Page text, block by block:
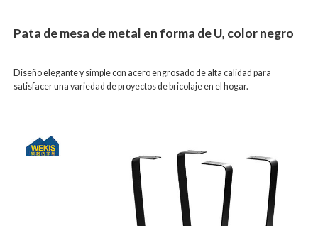
Pata de mesa de metal en forma de U, color negro
Diseño elegante y simple con acero engrosado de alta calidad para
satisfacer una variedad de proyectos de bricolaje en el hogar.